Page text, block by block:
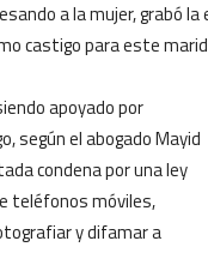
a la mujer, grabó
castigo para este
apoyado por
según el abogado Mayid
condena por una ley
teléfonos móviles,
y difamar a